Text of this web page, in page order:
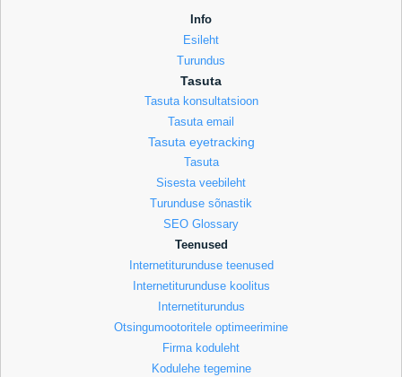
Info
Esileht
Turundus
Tasuta
Tasuta konsultatsioon
Tasuta email
Tasuta eyetracking
Tasuta
Sisesta veebileht
Turunduse sõnastik
SEO Glossary
Teenused
Internetiturunduse teenused
Internetiturunduse koolitus
Internetiturundus
Otsingumootoritele optimeerimine
Firma koduleht
Kodulehe tegemine